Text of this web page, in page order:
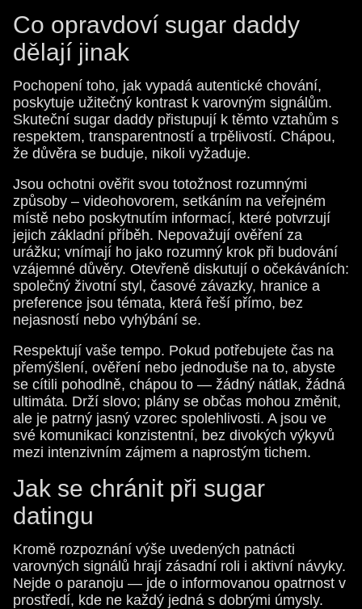
Co opravdoví sugar daddy
dělají jinak
Pochopení toho, jak vypadá autentické chování,
poskytuje užitečný kontrast k varovným signálům.
Skuteční sugar daddy přistupují k těmto vztahům s
respektem, transparentností a trpělivostí. Chápou,
že důvěra se buduje, nikoli vyžaduje.
Jsou ochotni ověřit svou totožnost rozumnými
způsoby – videohovorem, setkáním na veřejném
místě nebo poskytnutím informací, které potvrzují
jejich základní příběh. Nepovažují ověření za
urážku; vnímají ho jako rozumný krok při budování
vzájemné důvěry. Otevřeně diskutují o očekáváních:
společný životní styl, časové závazky, hranice a
preference jsou témata, která řeší přímo, bez
nejasností nebo vyhýbání se.
Respektují vaše tempo. Pokud potřebujete čas na
přemýšlení, ověření nebo jednoduše na to, abyste
se cítili pohodlně, chápou to — žádný nátlak, žádná
ultimáta. Drží slovo; plány se občas mohou změnit,
ale je patrný jasný vzorec spolehlivosti. A jsou ve
své komunikaci konzistentní, bez divokých výkyvů
mezi intenzivním zájmem a naprostým tichem.
Jak se chránit při sugar
datingu
Kromě rozpoznání výše uvedených patnácti
varovných signálů hrají zásadní roli i aktivní návyky.
Nejde o paranoju — jde o informovanou opatrnost v
prostředí, kde ne každý jedná s dobrými úmysly.